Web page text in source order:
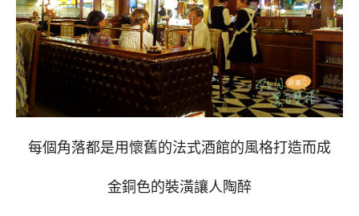
每個角落都是用懷舊的法式酒館的風格打造而成
金銅色的裝潢讓人陶醉